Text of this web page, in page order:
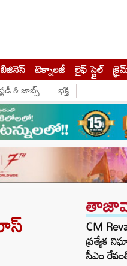
బిజినెస్‌ టెక్నాలజీ లైఫ్ స్టైల్
& జాబ్స్ భక్తి
CM
ప్రత్యేక
సీఎం